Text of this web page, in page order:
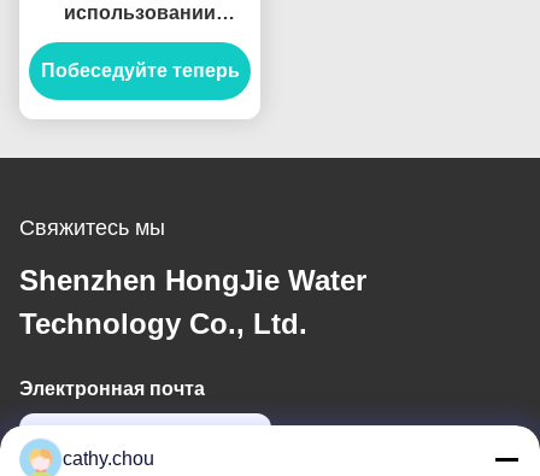
использовании
системы очистки
воды
производительностью
промышленности и
Побеседуйте теперь
Свяжитесь мы
Shenzhen HongJie Water
Technology Co., Ltd.
Электронная почта
cathy.chou